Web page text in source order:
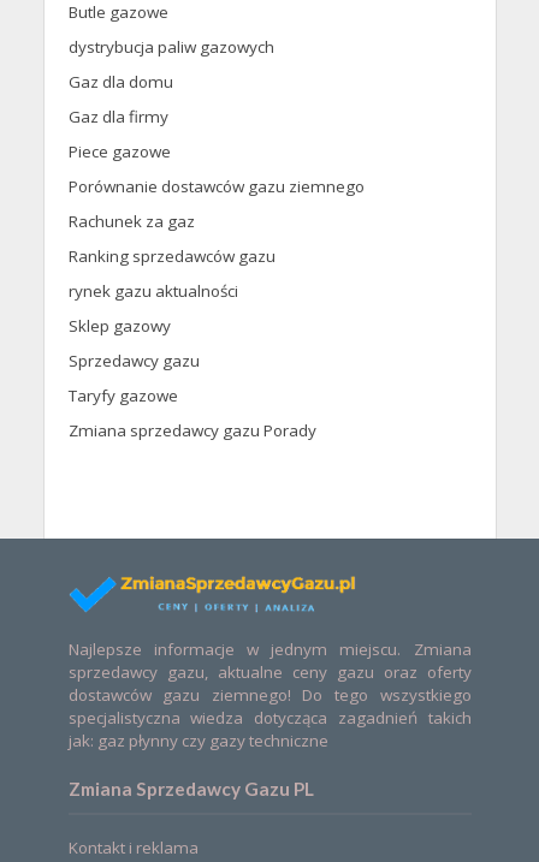
Butle gazowe
dystrybucja paliw gazowych
Gaz dla domu
Gaz dla firmy
Piece gazowe
Porównanie dostawców gazu ziemnego
Rachunek za gaz
Ranking sprzedawców gazu
rynek gazu aktualności
Sklep gazowy
Sprzedawcy gazu
Taryfy gazowe
Zmiana sprzedawcy gazu Porady
Najlepsze informacje w jednym miejscu. Zmiana
sprzedawcy gazu, aktualne ceny gazu oraz oferty
dostawców gazu ziemnego! Do tego wszystkiego
specjalistyczna wiedza dotycząca zagadnień takich
jak: gaz płynny czy gazy techniczne
Zmiana Sprzedawcy Gazu PL
Kontakt i reklama